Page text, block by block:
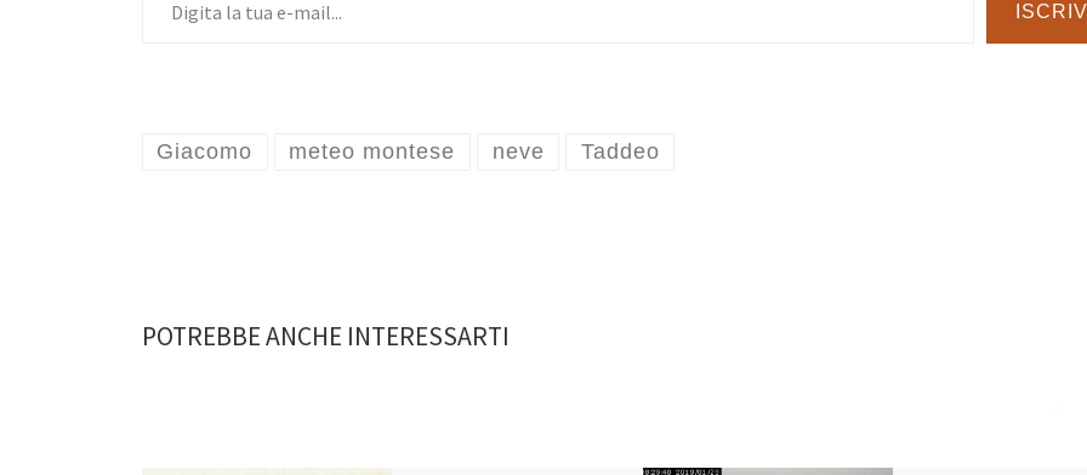
Giacomo meteo montese neve Taddeo
POTREBBE ANCHE INTERESSARTI